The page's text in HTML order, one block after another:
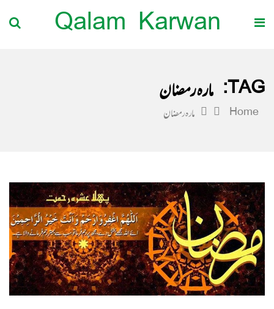
Qalam Karwan
TAG: مارہ رمضان
Home مارہ رمضان